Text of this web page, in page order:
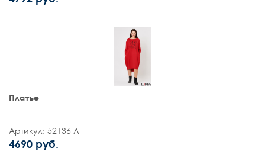
Платье
Артикул: 52136 Л
4690 руб.